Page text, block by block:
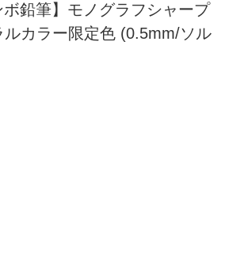
ボ鉛筆】モノグラフシャープ
カラー限定色 (0.5mm/ソル